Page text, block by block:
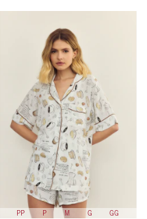
PP P M G GG